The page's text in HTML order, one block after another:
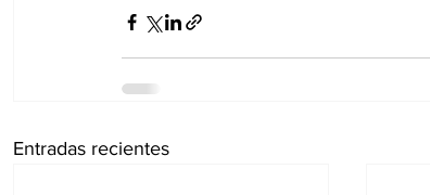
Entradas recientes